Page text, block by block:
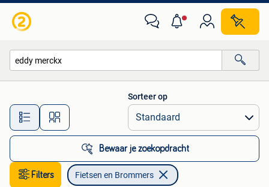
Alle afstanden…
Sorteer op
Bewaar je zoekopdracht
Filters Fietsen en Brommers